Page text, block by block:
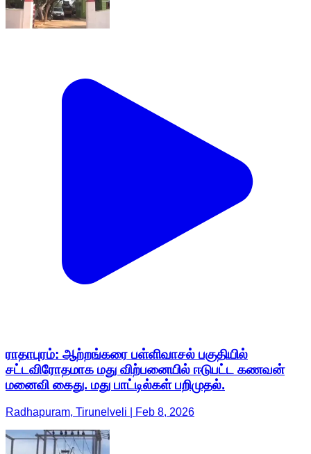
ராதாபுரம்: ஆற்றங்கரை பள்ளிவாசல் பகுதியில்
சட்டவிரோதமாக மது விற்பனையில் ஈடுபட்ட கணவன்
மனைவி கைது. மது பாட்டில்கள் பறிமுதல்.
Radhapuram, Tirunelveli | Feb 8, 2026